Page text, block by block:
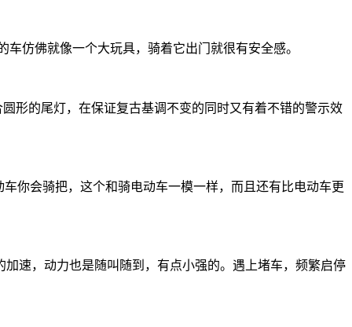
仿佛就像一个大玩具，骑着它出门就很有安全感。
的尾灯，在保证复古基调不变的同时又有着不错的警示效
你会骑把，这个和骑电动车一模一样，而且还有比电动车更
速，动力也是随叫随到，有点小强的。遇上堵车，频繁启停